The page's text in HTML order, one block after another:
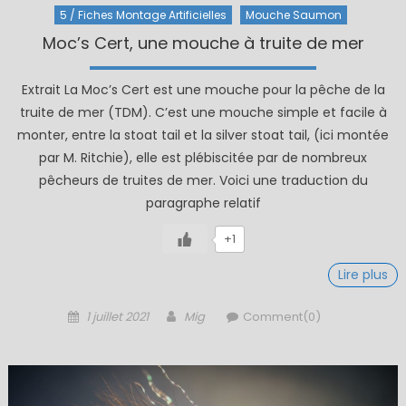
5 / Fiches Montage Artificielles Mouche Saumon
Moc’s Cert, une mouche à truite de mer
Extrait La Moc’s Cert est une mouche pour la pêche de la
truite de mer (TDM). C’est une mouche simple et facile à
monter, entre la stoat tail et la silver stoat tail, (ici montée
par M. Ritchie), elle est plébiscitée par de nombreux
pêcheurs de truites de mer. Voici une traduction du
paragraphe relatif
+1
Lire plus
Posted
1 juillet 2021 Author
Mig Comment(0)